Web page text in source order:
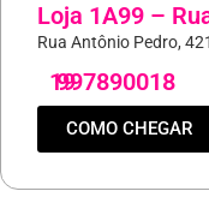
Loja 1A99 –
Rua Antônio Pedro,
19
997890018
COMO CHEGAR